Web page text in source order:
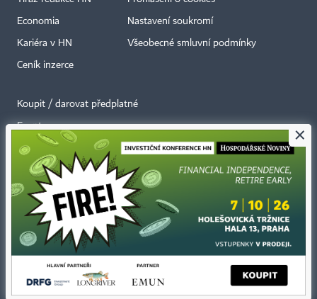
Economia
Kariéra v HN
Ceník inzerce
Nastavení soukromí
Všeobecné smluvní podmínky
Koupit / darovat předplatné
Eventy
Newslettery
RSS kanály
Autorská práva vykonává vydavatel. Bez písemného svolení vydavatele je
zakázáno jakékoli užití částí nebo celku díla, zejména rozmnožování a šíření
jakýmkoli způsobem, mechanickým nebo elektronickým, v českém nebo
jiném jazyce. Bez souhlasu vydavatele je zakázáno též rozmnožování
obsahu pro účely automatizované analýzy textů nebo dat
podle ustanovení § 39c autorského zákona.
×